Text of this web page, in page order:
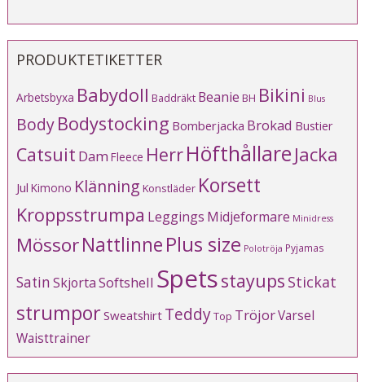
PRODUKTETIKETTER
Arbetsbyxa Babydoll Baddräkt Beanie BH Bikini Blus
BodyBodystocking Bomberjacka Brokad Bustier
Catsuit Dam Fleece HerrHöfthållare Jacka
Jul Kimono Klänning Konstläder Korsett
Kroppsstrumpa Leggings Midjeformare Minidress
MössorNattlinnePlus size Polotröja Pyjamas
SatinSkjortaSoftshell Spetsstayups Stickat
strumporSweatshirt TeddyTop TröjorVarsel
Waisttrainer